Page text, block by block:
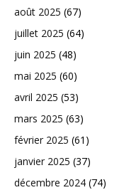
août 2025 (67)
juillet 2025 (64)
juin 2025 (48)
mai 2025 (60)
avril 2025 (53)
mars 2025 (63)
février 2025 (61)
janvier 2025 (37)
décembre 2024 (74)